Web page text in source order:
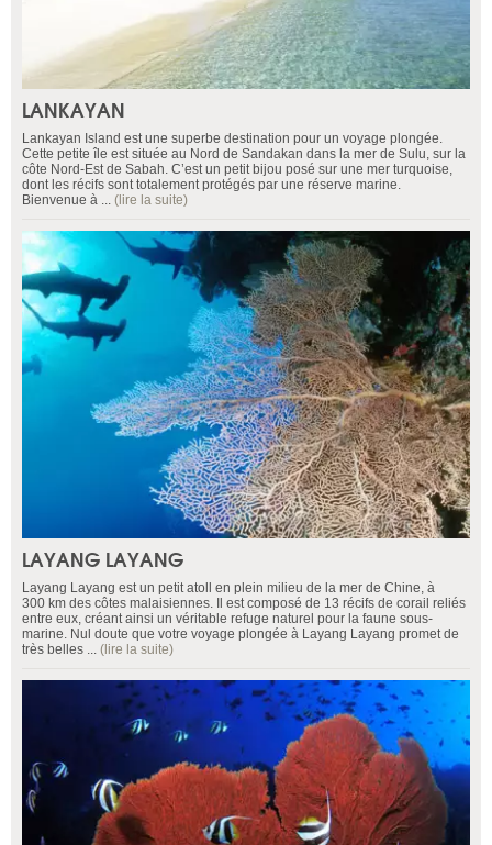
LANKAYAN
Lankayan Island est une superbe destination pour un voyage plongée.
Cette petite île est située au Nord de Sandakan dans la mer de Sulu, sur la
côte Nord-Est de Sabah. C’est un petit bijou posé sur une mer turquoise,
dont les récifs sont totalement protégés par une réserve marine.
Bienvenue à ... (lire la suite)
LAYANG LAYANG
Layang Layang est un petit atoll en plein milieu de la mer de Chine, à
300 km des côtes malaisiennes. Il est composé de 13 récifs de corail reliés
entre eux, créant ainsi un véritable refuge naturel pour la faune sous-
marine. Nul doute que votre voyage plongée à Layang Layang promet de
très belles ... (lire la suite)